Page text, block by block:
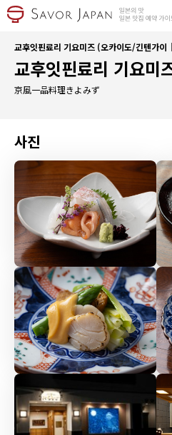
교후잇핀료리 기요미즈 (오카이도/긴텐가이
교후잇핀료리 기요미
京風一品料理きよみず
사진